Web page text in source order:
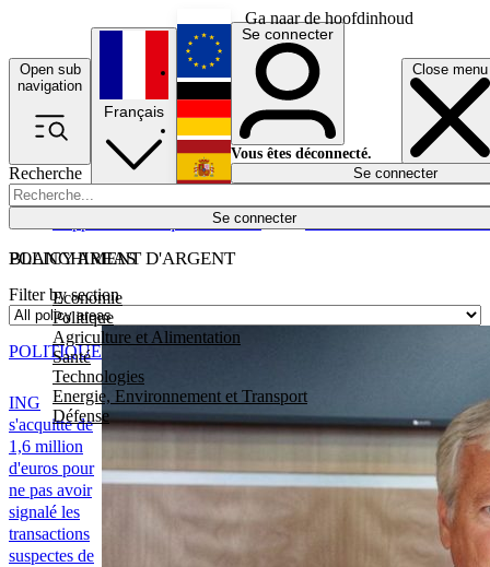
Ga naar de hoofdinhoud
Open sub
navigation
Close menu
Recherche
Se connecter
POLICY AREAS
Economie
Politique
Agriculture et Alimentation
Santé
Technologies
Energie, Environnement et Transport
Défense
Économie
Français
English
Deutsch
Español
Se connecter
Vous êtes déconnecté.
Se connecter
BLANCHIMENT D'ARGENT
Filter by section
ING
s'acquitte de
1,6 million
d'euros pour
ne pas avoir
signalé les
transactions
suspectes de
POLITIQUE